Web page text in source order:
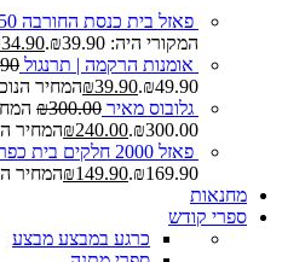
פאזל בית כנסת החורבה 250 חלקים
המקורי היה: ₪39.90.
34.90
אומנות הרקמה | תרנגול
₪49.90.
₪39.90
המחיר הנוכחי
גלובוס מאיר
₪300.00
₪300.00.
₪240.00
המחיר
פאזל 2000 חלקים בית כפרי
₪169.90.
₪149.90
המחיר
מחנאות
ספרי קודש
כרגע במבצע מבצע